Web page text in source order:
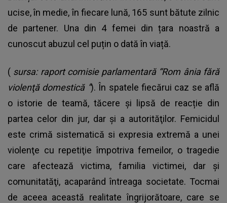
ucise, în medie, în fiecare lună, 165 sunt bătute zilnic
de partener. Una din 4 femei din țara noastră a
cunoscut abuzul cel puțin o dată în viață.
( sursa: raport comisie parlamentară “Rom ânia fără
violenţă domestică ”). În spatele fiecărui caz se află
o istorie de teamă, tăcere și lipsă de reacție din
partea celor din jur, dar şi a autorităţilor. Femicidul
este crimă sistematică si expresia extremă a unei
violenţe cu repetiţie împotriva femeilor, o tragedie
care afectează victima, familia victimei, dar şi
comunitatăţi, acaparând întreaga societate. Tocmai
de aceea această realitate îngrijorătoare, care se